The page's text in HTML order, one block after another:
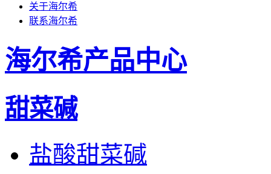
关于海尔希
联系海尔希
海尔希产品中心
甜菜碱
盐酸甜菜碱